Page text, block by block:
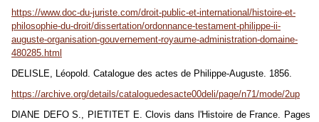
https://www.doc-du-juriste.com/droit-public-et-international/histoire-et-
philosophie-du-droit/dissertation/ordonnance-testament-philippe-ii-
auguste-organisation-gouvernement-royaume-administration-domaine-
480285.html
DELISLE, Léopold. Catalogue des actes de Philippe-Auguste. 1856.
https://archive.org/details/cataloguedesacte00deli/page/n71/mode/2up
DIANE DEFO S., PIETITET E. Clovis dans l'Histoire de France. Pages